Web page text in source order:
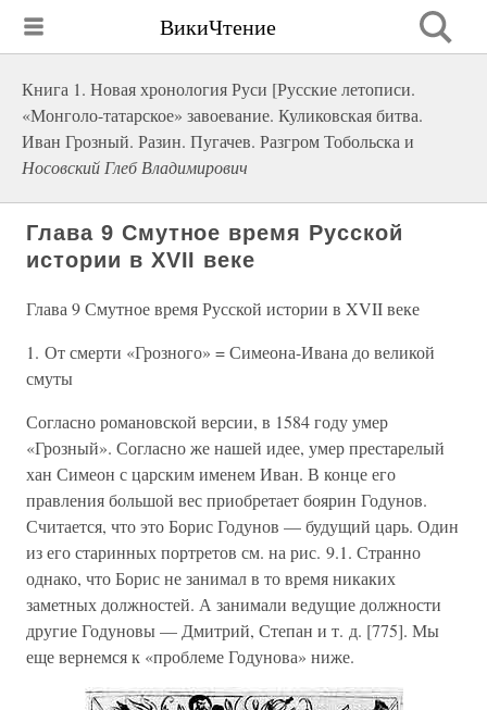
ВикиЧтение
Книга 1. Новая хронология Руси [Русские летописи.
«Монголо-татарское» завоевание. Куликовская битва.
Иван Грозный. Разин. Пугачев. Разгром Тобольска и
Носовский Глеб Владимирович
Глава 9 Смутное время Русской
истории в XVII веке
Глава 9 Смутное время Русской истории в XVII веке
1. От смерти «Грозного» = Симеона-Ивана до великой
смуты
Согласно романовской версии, в 1584 году умер
«Грозный». Согласно же нашей идее, умер престарелый
хан Симеон с царским именем Иван. В конце его
правления большой вес приобретает боярин Годунов.
Считается, что это Борис Годунов — будущий царь. Один
из его старинных портретов см. на рис. 9.1. Странно
однако, что Борис не занимал в то время никаких
заметных должностей. А занимали ведущие должности
другие Годуновы — Дмитрий, Степан и т. д. [775]. Мы
еще вернемся к «проблеме Годунова» ниже.